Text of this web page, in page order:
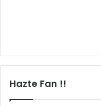
Hazte Fan !!